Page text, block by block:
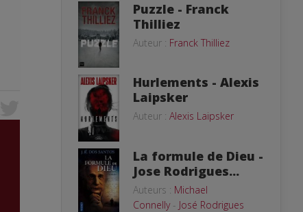
Puzzle - Franck
Thilliez
Auteur : Franck Thilliez
Hurlements - Alexis
Laipsker
Auteur : Alexis Laipsker
La formule de Dieu -
Jose Rodrigues...
Auteurs : Michael
Connelly- José Rodrigues